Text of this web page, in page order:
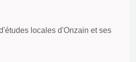
locales d'Onzain et ses